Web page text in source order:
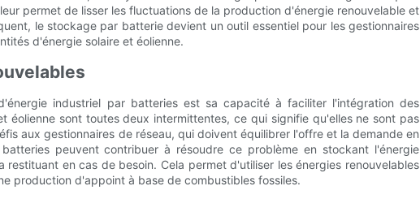
permet de lisser les fluctuations de la production d'énergie renouvelable et
le stockage par batterie devient un outil essentiel pour les gestionnaires
d'énergie solaire et éolienne.
industriel par batteries est sa capacité à faciliter l'intégration des
éolienne sont toutes deux intermittentes, ce qui signifie qu'elles ne sont pas
aux gestionnaires de réseau, qui doivent équilibrer l'offre et la demande en
peuvent contribuer à résoudre ce problème en stockant l'énergie
en cas de besoin. Cela permet d'utiliser les énergies renouvelables
production d'appoint à base de combustibles fossiles.